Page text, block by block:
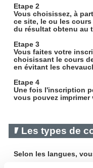
Etape 2
Vous choisissez, à
ce site, le ou les
du résultat obtenu au
Etape 3
Vous faites votre
choisissant le cours
en évitant les
Etape 4
Une fois l'inscription
vous pouvez
Les types de
Selon les langues,